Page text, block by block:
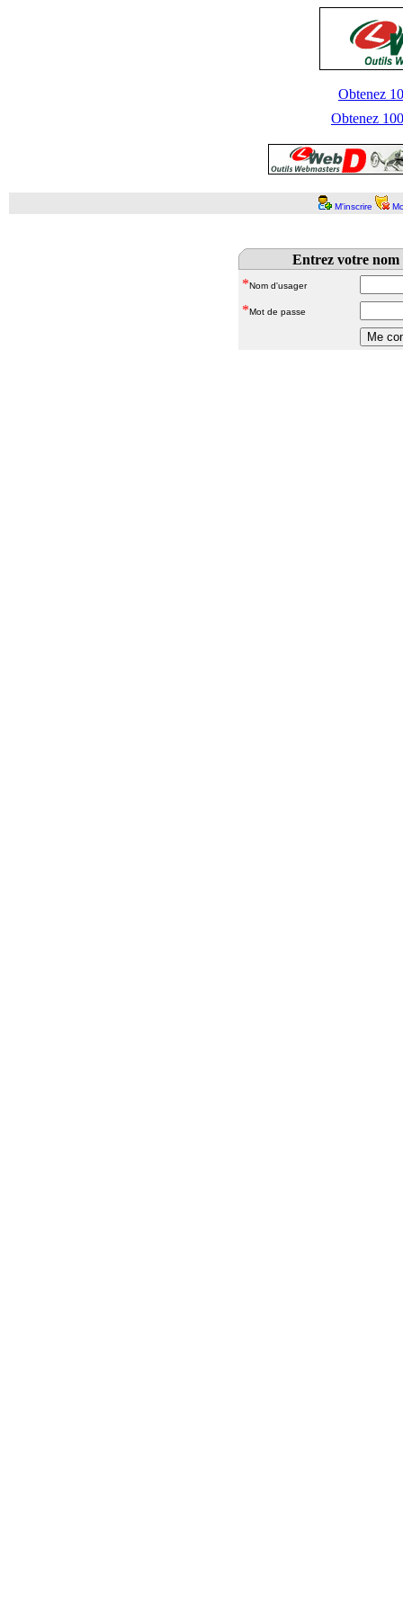
Obtenez
Obtenez
M'inscrire
Entrez votre nom
*Nom d'usager
*Mot de passe